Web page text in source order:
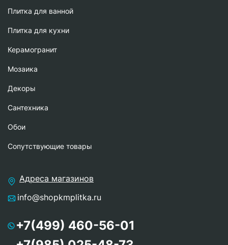
Плитка для ванной
Плитка для кухни
Керамогранит
Мозаика
Декоры
Сантехника
Обои
Сопутствующие товары
Адреса магазинов
info@shopkmplitka.ru
+7(499) 460-56-01